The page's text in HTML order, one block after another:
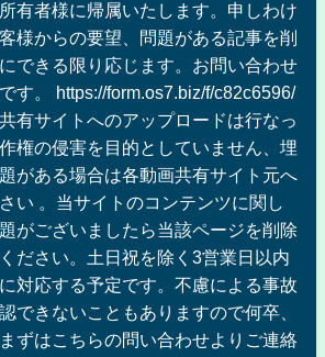
有者様に帰属いたします。申しわけ
様からの要望、問題がある記事を削
できる限り応じます。お問い合わせ
す。 https://form.os7.biz/f/c82c6596/
有サイトへのアップロードは行なっ
権の侵害を目的としていません、埋
がある場合は各動画共有サイト元へ
い 。当サイトのコンテンツに関し
がございましたら当該ページを削除
ださい。土日祝を除く3営業日以内
対応する予定です。不慮による事故
できないこともありますので何卒、
ずはこちらの問い合わせよりご連絡